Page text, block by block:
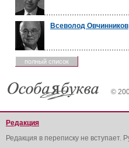
Всеволод Овчинников
полный список
©
Редакция
Редакция в переписку не